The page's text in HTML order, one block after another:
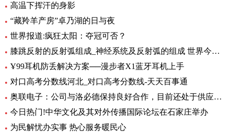
高温下挥汗的身影
“藏羚羊产房”卓乃湖的日与夜
世界报道:疯狂太阳：夺冠可否？
膝跳反射的反射弧组成_神经系统及反射弧的组成 世界今日讯
Ұ99耳机防丢解决方案──漫步者X1蓝牙耳机上手
对口高考分数线河北_对口高考分数线-天天百事通
奥联电子：公司与洛必德保持良好合作，目前还处于供应部分零部件阶段，对公司业绩影响不大_短讯
今日热门!中华文化及其对外传播国际论坛在石家庄举办
为民解忧办实事 热心服务暖民心